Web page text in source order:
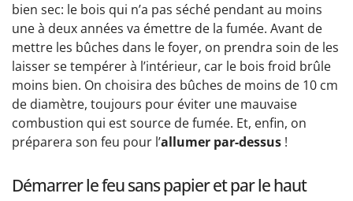
bien sec: le bois qui n’a pas séché pendant au moins
une à deux années va émettre de la fumée. Avant de
mettre les bûches dans le foyer, on prendra soin de les
laisser se tempérer à l’intérieur, car le bois froid brûle
moins bien. On choisira des bûches de moins de 10 cm
de diamètre, toujours pour éviter une mauvaise
combustion qui est source de fumée. Et, enfin, on
préparera son feu pour l’allumer par-dessus !
Démarrer le feu sans papier et par le haut